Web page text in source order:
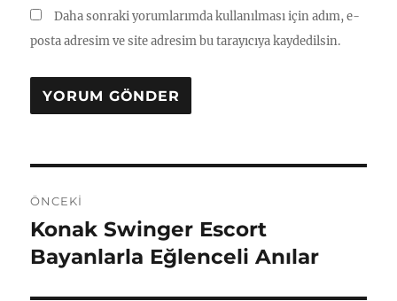
Daha sonraki yorumlarımda kullanılması için adım, e-
posta adresim ve site adresim bu tarayıcıya kaydedilsin.
gezinmesi
ÖNCEKI
Önceki
yazı:
Konak Swinger Escort
Bayanlarla Eğlenceli Anılar